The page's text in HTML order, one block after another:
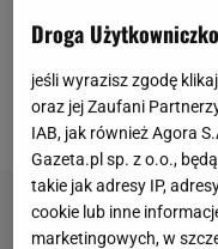
lobując stojącego
Consigliego.
wzrokiem i patrzył,
Droga
jeśli wyrazisz zgodę
oraz jej Zaufani
IAB, jak również Agora
Gazeta.pl sp. z o.o.,
takie jak adresy IP,
cookie lub inne
marketingowych, w